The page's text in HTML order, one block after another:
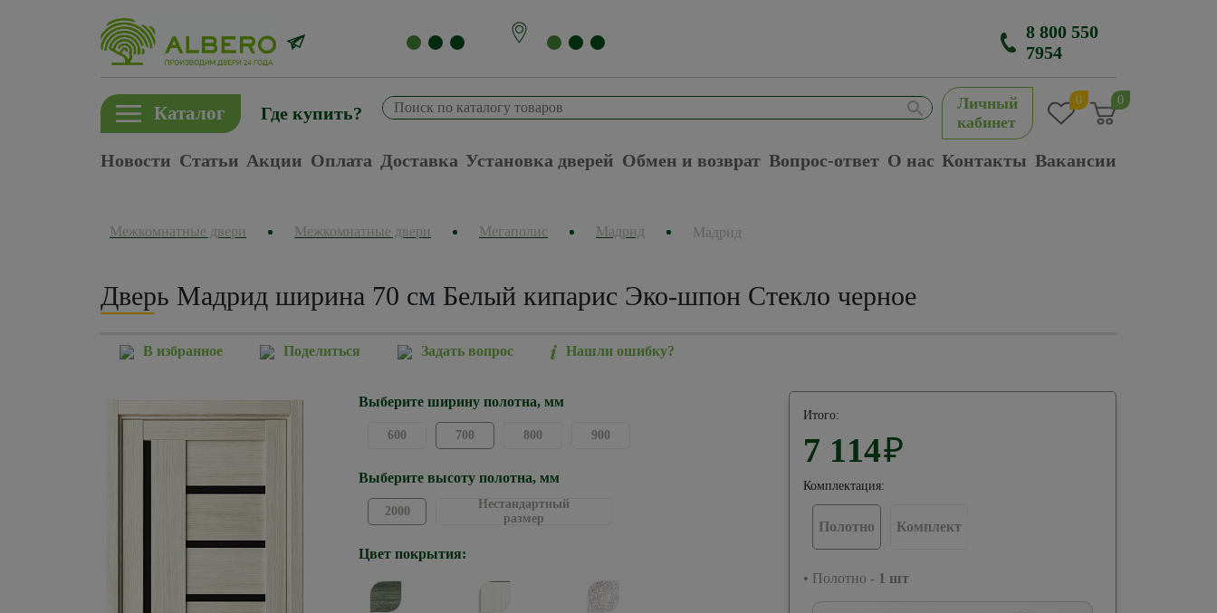
8 800 550
7954
Каталог Где купить?
Личный
кабинет
0 0
Новости Статьи Акции Оплата Доставка Установка дверей Обмен и возврат Вопрос-ответ О нас Контакты Вакансии
Межкомнатные двери Межкомнатные двери Мегаполис Мадрид Мадрид
Дверь Мадрид ширина 70 см Белый кипарис Эко-шпон Стекло черное
В избранное Поделиться Задать вопрос Нашли ошибку?
Выберите ширину полотна, мм
600 700 800 900
Выберите высоту полотна, мм
2000
Нестандартный
размер
Цвет покрытия:
Итого:
7 114₽
Комплектация:
Полотно Комплект
• Полотно - 1 шт